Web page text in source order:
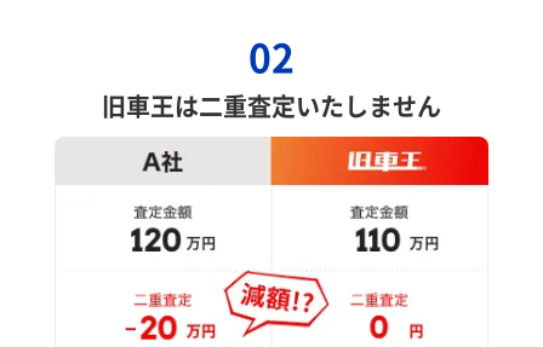
02
旧車王は二重査定いたしません